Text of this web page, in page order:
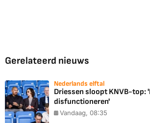
Gerelateerd nieuws
Nederlands elftal
Driessen sloopt KNVB-top:
disfunctioneren'
Vandaag, 08:35